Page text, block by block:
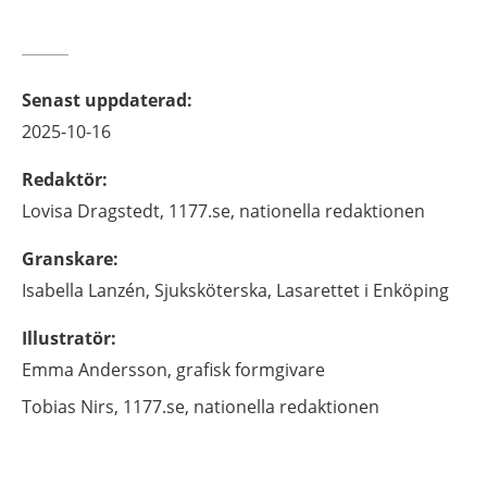
Senast uppdaterad:
2025-10-16
Redaktör:
Lovisa Dragstedt, 1177.se, nationella redaktionen
Granskare:
Isabella Lanzén, Sjuksköterska, Lasarettet i Enköping
Illustratör:
Emma Andersson, grafisk formgivare
Tobias Nirs, 1177.se, nationella redaktionen